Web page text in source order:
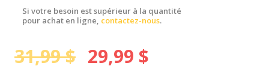
Si votre besoin est supérieur à la quantité
pour achat en ligne, contactez-nous.
31,99 $ 29,99 $